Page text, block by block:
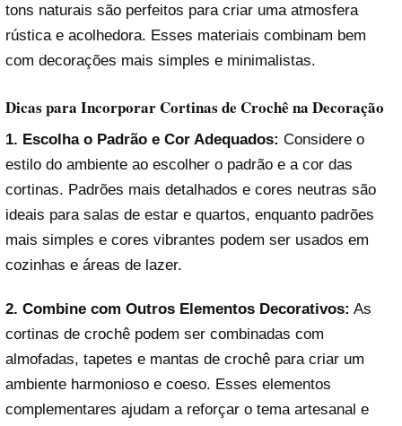
tons naturais são perfeitos para criar uma atmosfera
rústica e acolhedora. Esses materiais combinam bem
com decorações mais simples e minimalistas.
Dicas para Incorporar Cortinas de Crochê na Decoração
1. Escolha o Padrão e Cor Adequados: Considere o
estilo do ambiente ao escolher o padrão e a cor das
cortinas. Padrões mais detalhados e cores neutras são
ideais para salas de estar e quartos, enquanto padrões
mais simples e cores vibrantes podem ser usados em
cozinhas e áreas de lazer.
2. Combine com Outros Elementos Decorativos: As
cortinas de crochê podem ser combinadas com
almofadas, tapetes e mantas de crochê para criar um
ambiente harmonioso e coeso. Esses elementos
complementares ajudam a reforçar o tema artesanal e